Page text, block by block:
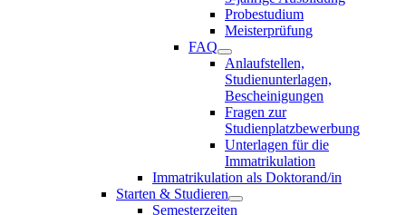
Probestudium
Meisterprüfung
FAQ
Anlaufstellen,
Studienunterlagen,
Bescheinigungen
Fragen zur
Studienplatzbewerbung
Unterlagen für die
Immatrikulation
Immatrikulation als Doktorand/in
Starten & Studieren
Semesterzeiten